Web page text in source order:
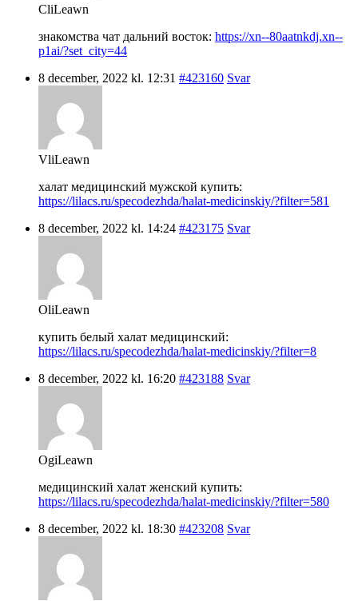
CliLeawn
знакомства чат дальний восток: https://xn--80aatnkdj.xn--
p1ai/?set_city=44
8 december, 2022 kl. 12:31 #423160 Svar
VliLeawn
халат медицинский мужской купить:
https://lilacs.ru/specodezhda/halat-medicinskiy/?filter=581
8 december, 2022 kl. 14:24 #423175 Svar
OliLeawn
купить белый халат медицинский:
https://lilacs.ru/specodezhda/halat-medicinskiy/?filter=8
8 december, 2022 kl. 16:20 #423188 Svar
OgiLeawn
медицинский халат женский купить:
https://lilacs.ru/specodezhda/halat-medicinskiy/?filter=580
8 december, 2022 kl. 18:30 #423208 Svar